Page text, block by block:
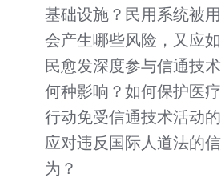
基础设施？民用系统被
会产生哪些风险，又应
民愈发深度参与信通技
何种影响？如何保护医
行动免受信通技术活动
应对违反国际人道法的
为？